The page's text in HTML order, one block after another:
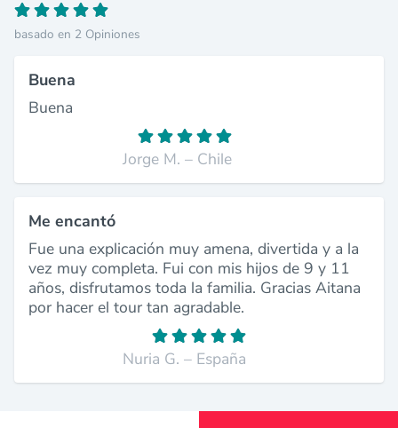
basado en 2 Opiniones
Buena
Buena
Jorge M. – Chile
Me encantó
Fue una explicación muy amena, divertida y a la
vez muy completa. Fui con mis hijos de 9 y 11
años, disfrutamos toda la familia. Gracias Aitana
por hacer el tour tan agradable.
Nuria G. – España